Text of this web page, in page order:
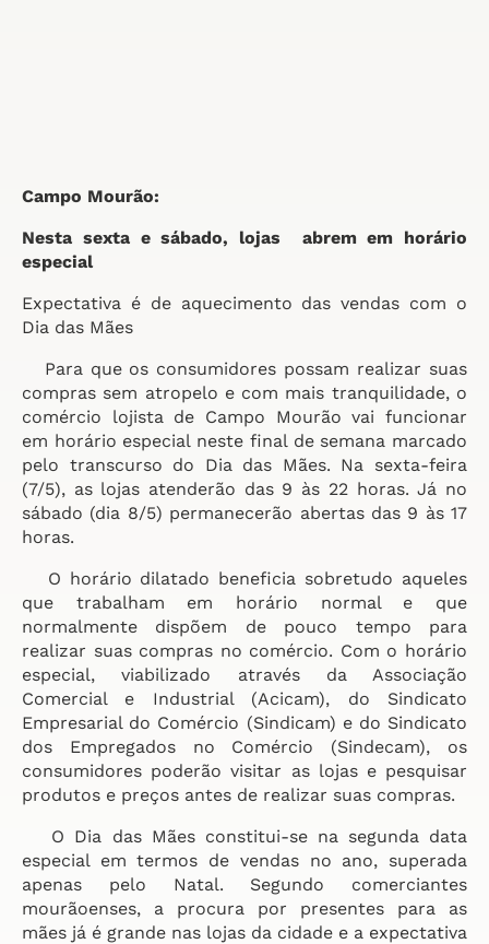
Campo Mourão:
Nesta sexta e sábado, lojas abrem em horário
especial
Expectativa é de aquecimento das vendas com o
Dia das Mães
Para que os consumidores possam realizar suas
compras sem atropelo e com mais tranquilidade, o
comércio lojista de Campo Mourão vai funcionar
em horário especial neste final de semana marcado
pelo transcurso do Dia das Mães. Na sexta-feira
(7/5), as lojas atenderão das 9 às 22 horas. Já no
sábado (dia 8/5) permanecerão abertas das 9 às 17
horas.
O horário dilatado beneficia sobretudo aqueles
que trabalham em horário normal e que
normalmente dispõem de pouco tempo para
realizar suas compras no comércio. Com o horário
especial, viabilizado através da Associação
Comercial e Industrial (Acicam), do Sindicato
Empresarial do Comércio (Sindicam) e do Sindicato
dos Empregados no Comércio (Sindecam), os
consumidores poderão visitar as lojas e pesquisar
produtos e preços antes de realizar suas compras.
O Dia das Mães constitui-se na segunda data
especial em termos de vendas no ano, superada
apenas pelo Natal. Segundo comerciantes
mourãoenses, a procura por presentes para as
mães já é grande nas lojas da cidade e a expectativa